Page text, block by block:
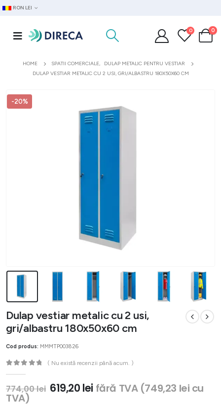
RON LEI
0 0
HOME SPATII COMERCIALE,
DULAP METALIC PENTRU VESTIAR
DULAP VESTIAR METALIC CU 2 USI, GRI/ALBASTRU 180X50X60 CM
-20%
Dulap vestiar metalic cu 2 usi,
gri/albastru 180x50x60 cm
Cod produs: MMMTP003826
( Nu există recenzii până acum. )
774,00lei Prețul
inițial
619,20 lei Prețul
fără TVA (749,23 lei cu
TVA)